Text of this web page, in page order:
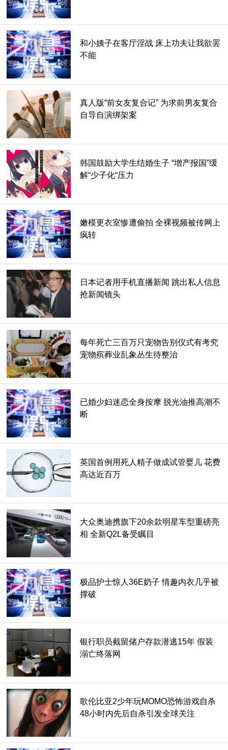
就连吐槽习惯的乡民看了也觉得神似玉木宏，再加上跟木村拓
哉只差一个字的名字，于是“像玉木宏的＂木拓（キムタク）
＂嫌疑犯”也就此诞生。
不过过去也曾有＂自称＂福山雅治的嫌疑犯遭逮捕时大家可就
不是这种反应了。
和小姨子在客厅淫战 床上功夫让我欲罢
不能
真人版“前女友复合记” 为求前男友复合
自导自演绑架案
韩国鼓励大学生结婚生子 “增产报国”缓
解“少子化“压力
嫩模更衣室惨遭偷拍 全裸视频被传网上
疯转
日本记者用手机直播新闻 跳出私人信息
抢新闻镜头
每年死亡三百万只宠物告别仪式有考究
宠物殡葬业乱象丛生待整治
已婚少妇迷恋全身按摩 脱光油推高潮不
断
英国首例用死人精子做成试管婴儿 花费
高达近百万
大众奥迪携旗下20余款明星车型重磅亮
相 全新Q2L备受瞩目
极品护士惊人36E奶子 情趣内衣几乎被
撑破
银行职员截留储户存款潜逃15年 假装
溺亡终落网
歌伦比亚2少年玩MOMO恐怖游戏自杀
48小时内先后自杀引发全球关注